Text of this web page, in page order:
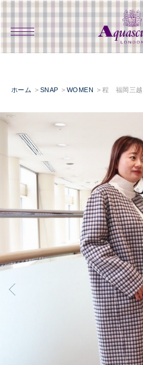
ホーム SNAP WOMEN 程 福岡三越